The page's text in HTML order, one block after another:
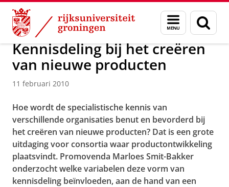
Skip
Content
Skip
Navigation
Menu
en
zoeken
Over ons Actueel Nieuws Nieuwsberichten
Kennisdeling bij het creëren
van nieuwe producten
11 februari 2010
Hoe wordt de specialistische kennis van
verschillende organisaties benut en bevorderd bij
het creëren van nieuwe producten? Dat is een grote
uitdaging voor consortia waar productontwikkeling
plaatsvindt. Promovenda Marloes Smit-Bakker
onderzocht welke variabelen deze vorm van
kennisdeling beïnvloeden, aan de hand van een